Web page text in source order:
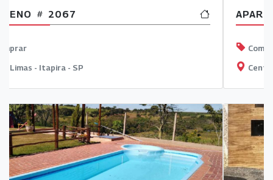
APARTAMENTO
Centro - Lindóia - SP